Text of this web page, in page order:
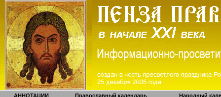
АННОТАЦИИ Православный календарь Народный